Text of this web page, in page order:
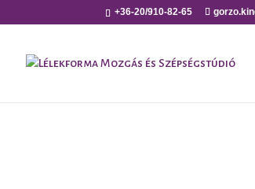
+36-20/910-82-65